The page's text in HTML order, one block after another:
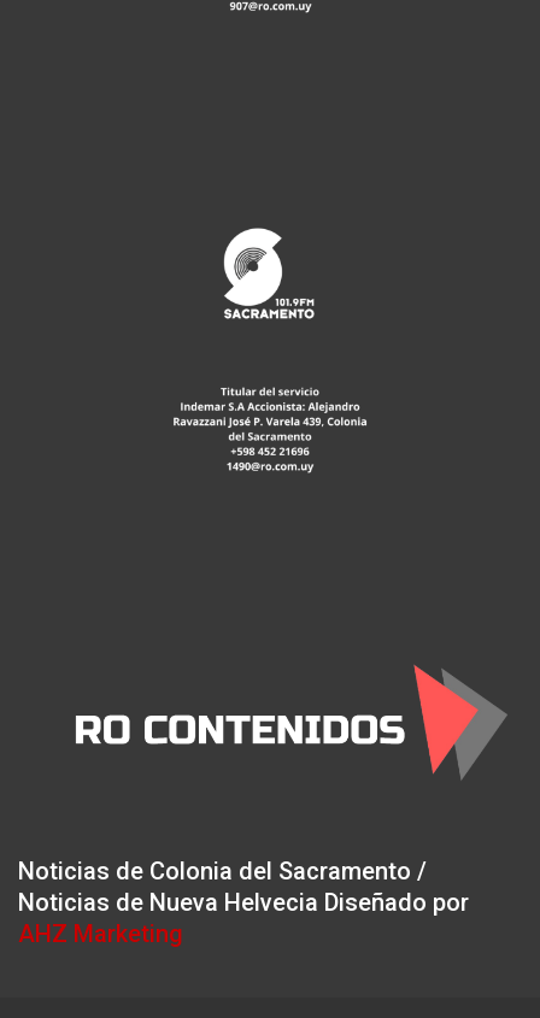
Noticias de Colonia del Sacramento /
Noticias de Nueva Helvecia Diseñado por
AHZ Marketing